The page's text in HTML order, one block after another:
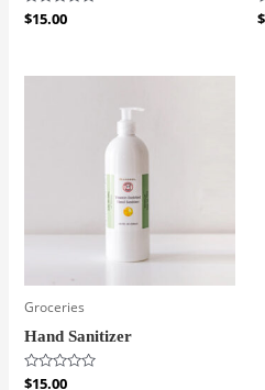
Bewertet
mit
$15.00 $
Groceries
Hand Sanitizer
Bewertet
$15.00